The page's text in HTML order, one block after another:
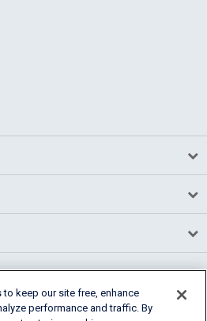
keep our site free, enhance
performance and traffic. By